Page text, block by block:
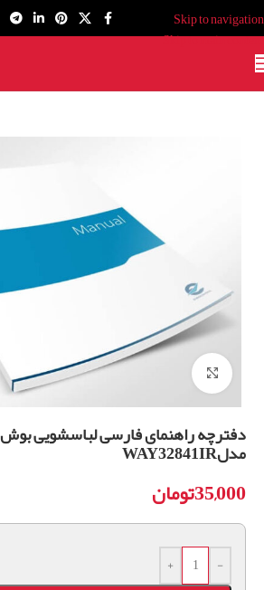
Skip to navigation
Skip to main content
برای بزرگنمایی کلیک کنید
دفترچه راهنمای فارسی لباسشویی بوش
مدلWAY32841IR
35,000تومان
-
+